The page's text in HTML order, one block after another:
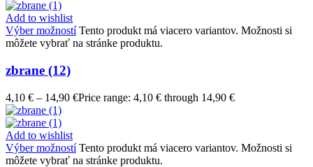
Add to wishlist
Výber možností Tento produkt má viacero variantov. Možnosti si
môžete vybrať na stránke produktu.
zbrane (12)
4,10 € – 14,90 €Price range: 4,10 € through 14,90 €
Add to wishlist
Výber možností Tento produkt má viacero variantov. Možnosti si
môžete vybrať na stránke produktu.